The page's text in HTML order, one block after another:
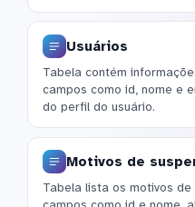
Usuários
Tabela contém
campos como id, nome e
do perfil do usuário.
Motivos de
Tabela lista os motivos